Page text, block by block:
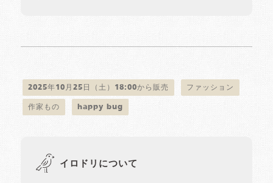
2025年10月25日（土）18:00から販売 ファッション
作家もの happy bug
イロドリについて